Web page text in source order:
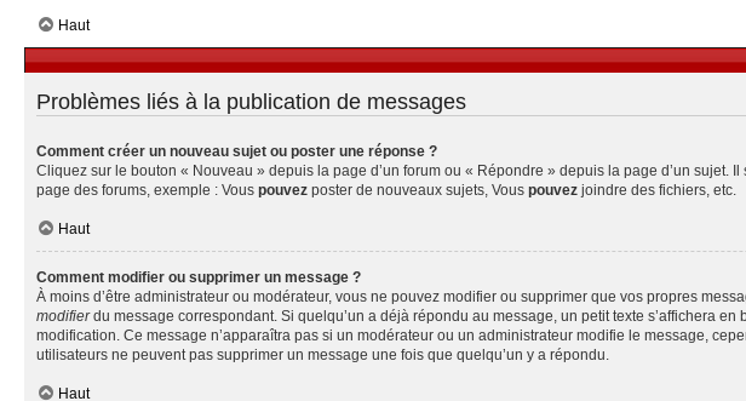
Haut
Problèmes liés à la publication de messages
Comment créer un nouveau sujet ou poster une réponse ?
Cliquez sur le bouton « Nouveau » depuis la page d’un forum ou « Répondre » depuis la page d’un
page des forums, exemple : Vous pouvez poster de nouveaux sujets, Vous pouvez joindre des fichiers, etc.
Haut
Comment modifier ou supprimer un message ?
À moins d’être administrateur ou modérateur, vous ne pouvez modifier ou supprimer que vos propres
modifierdu message correspondant. Si quelqu’un a déjà répondu au message, un petit texte s’affichera
modification. Ce message n’apparaîtra pas si un modérateur ou un administrateur modifie le message,
utilisateurs ne peuvent pas supprimer un message une fois que quelqu’un y a répondu.
Haut